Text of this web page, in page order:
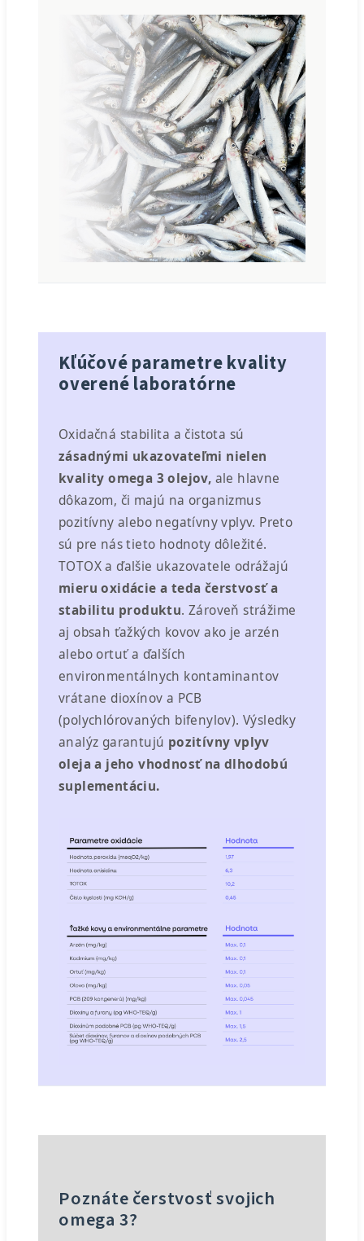
Kľúčové parametre kvality
overené laboratórne
Oxidačná stabilita a čistota sú
zásadnými ukazovateľmi nielen
kvality omega 3 olejov, ale hlavne
dôkazom, či majú na organizmus
pozitívny alebo negatívny vplyv. Preto
sú pre nás tieto hodnoty dôležité.
TOTOX a ďalšie ukazovatele odrážajú
mieru oxidácie a teda čerstvosť a
stabilitu produktu. Zároveň strážime
aj obsah ťažkých kovov ako je arzén
alebo ortuť a ďalších
environmentálnych kontaminantov
vrátane dioxínov a PCB
(polychlórovaných bifenylov). Výsledky
analýz garantujú pozitívny vplyv
oleja a jeho vhodnosť na dlhodobú
suplementáciu.
Poznáte čerstvosť svojich
omega 3?